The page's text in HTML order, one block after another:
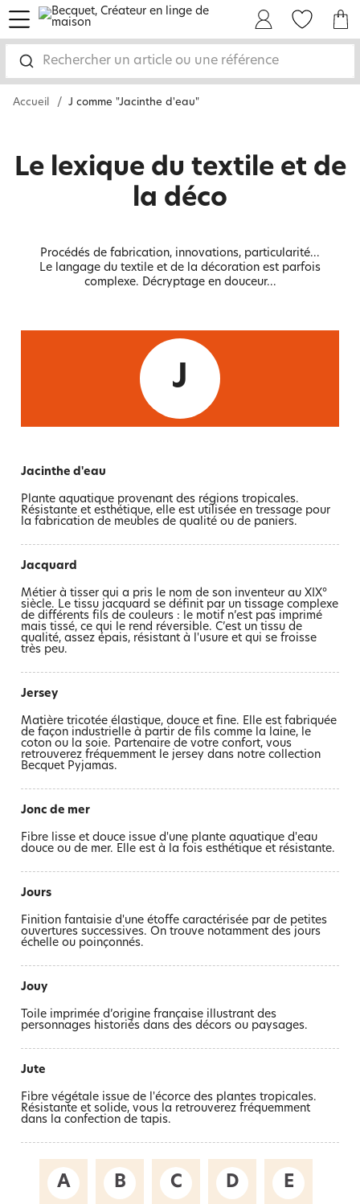
Rechercher un article ou une référence
menu
Accueil J comme "Jacinthe d'eau"
Le lexique du textile et de
la déco
Procédés de fabrication, innovations, particularité...
Le langage du textile et de la décoration est parfois
complexe. Décryptage en douceur...
A B C D E
J
jacinthe d'eau
Plante aquatique provenant des régions tropicales.
Résistante et esthétique, elle est utilisée en tressage pour
la fabrication de meubles de qualité ou de paniers.
jacquard
Métier à tisser qui a pris le nom de son inventeur au XIX°
siècle. Le tissu jacquard se définit par un tissage complexe
de différents fils de couleurs : le motif n’est pas imprimé
mais tissé, ce qui le rend réversible. C’est un tissu de
qualité, assez épais, résistant à l'usure et qui se froisse
très peu.
jersey
Matière tricotée élastique, douce et fine. Elle est fabriquée
de façon industrielle à partir de fils comme la laine, le
coton ou la soie. Partenaire de votre confort, vous
retrouverez fréquemment le jersey dans notre collection
Becquet Pyjamas.
jonc de mer
Fibre lisse et douce issue d'une plante aquatique d'eau
douce ou de mer. Elle est à la fois esthétique et résistante.
jours
Finition fantaisie d'une étoffe caractérisée par de petites
ouvertures successives. On trouve notamment des jours
échelle ou poinçonnés.
jouy
Toile imprimée d’origine française illustrant des
personnages historiés dans des décors ou paysages.
jute
Fibre végétale issue de l'écorce des plantes tropicales.
Résistante et solide, vous la retrouverez fréquemment
dans la confection de tapis.